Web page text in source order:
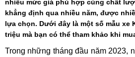
nhiều mức giá phù hợp cùng chất
khẳng định qua nhiều năm, được
lựa chọn. Dưới đây là một số mẫu xe
triệu mà bạn có thể tham khảo khi
Trong những tháng đầu năm 2023,